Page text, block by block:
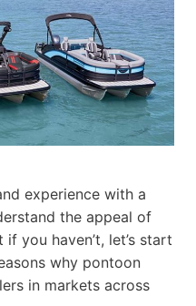
experience with a
the appeal of
you haven’t, let’s start
why pontoon
in markets across